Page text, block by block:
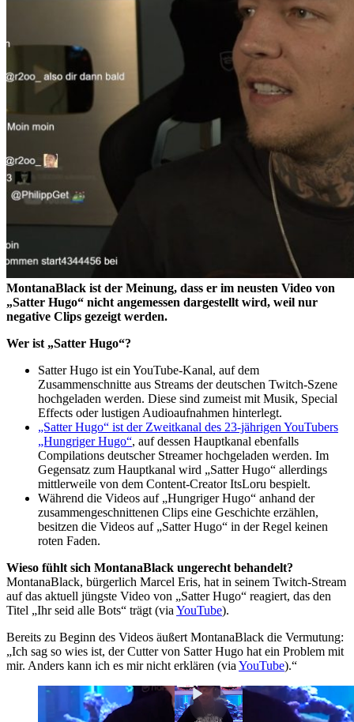
MontanaBlack ist der Meinung, dass er im neusten Video von
„Satter Hugo“ nicht angemessen dargestellt wird, weil nur
negative Clips gezeigt werden.
Wer ist „Satter Hugo“?
Satter Hugo ist ein YouTube-Kanal, auf dem
Zusammenschnitte aus Streams der deutschen Twitch-Szene
hochgeladen werden. Diese sind zumeist mit Musik, Special
Effects oder lustigen Audioaufnahmen hinterlegt.
„Satter Hugo“ ist der Zweitkanal des 23-jährigen YouTubers
„Hungriger Hugo“, auf dessen Hauptkanal ebenfalls
Compilations deutscher Streamer hochgeladen werden. Im
Gegensatz zum Hauptkanal wird „Satter Hugo“ allerdings
mittlerweile von dem Content-Creator ItsLoru bespielt.
Während die Videos auf „Hungriger Hugo“ anhand der
zusammengeschnittenen Clips eine Geschichte erzählen,
besitzen die Videos auf „Satter Hugo“ in der Regel keinen
roten Faden.
Wieso fühlt sich MontanaBlack ungerecht behandelt?
MontanaBlack, bürgerlich Marcel Eris, hat in seinem Twitch-Stream
auf das aktuell jüngste Video von „Satter Hugo“ reagiert, das den
Titel „Ihr seid alle Bots“ trägt (via YouTube).
Bereits zu Beginn des Videos äußert MontanaBlack die Vermutung:
„Ich sag so wies ist, der Cutter von Satter Hugo hat ein Problem mit
mir. Anders kann ich es mir nicht erklären (via YouTube).“